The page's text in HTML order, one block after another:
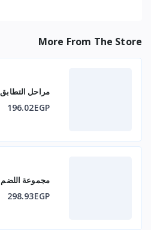
More From The Store
مراحل التطابق
196.02EGP
مجموعة اللضم
298.93EGP